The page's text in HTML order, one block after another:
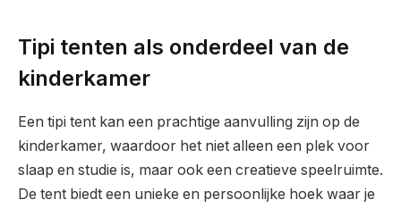
Tipi tenten als onderdeel van de
kinderkamer
Een tipi tent kan een prachtige aanvulling zijn op de
kinderkamer, waardoor het niet alleen een plek voor
slaap en studie is, maar ook een creatieve speelruimte.
De tent biedt een unieke en persoonlijke hoek waar je